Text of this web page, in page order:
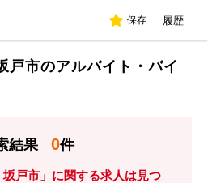
保存 履歴
戸市のアルバイト・バイ
結果 0件
坂戸市」に関する求人は見つ